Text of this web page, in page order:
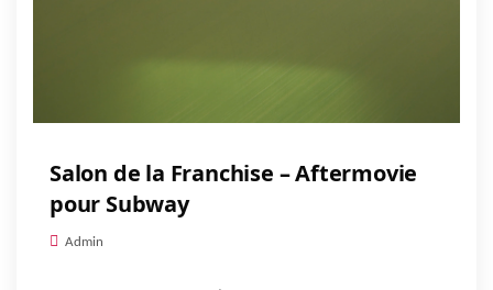
Salon de la Franchise – Aftermovie
pour Subway
Admin